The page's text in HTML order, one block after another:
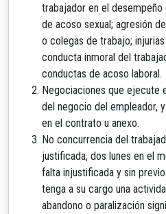
trabajador en el
de acoso sexual; agresión
o colegas de trabajo;
conducta inmoral del
conductas de acoso laboral.
Negociaciones que ejecute
del negocio del empleador,
en el contrato u anexo.
No concurrencia del
justificada, dos lunes en el
falta injustificada y sin
tenga a su cargo una
abandono o paralización